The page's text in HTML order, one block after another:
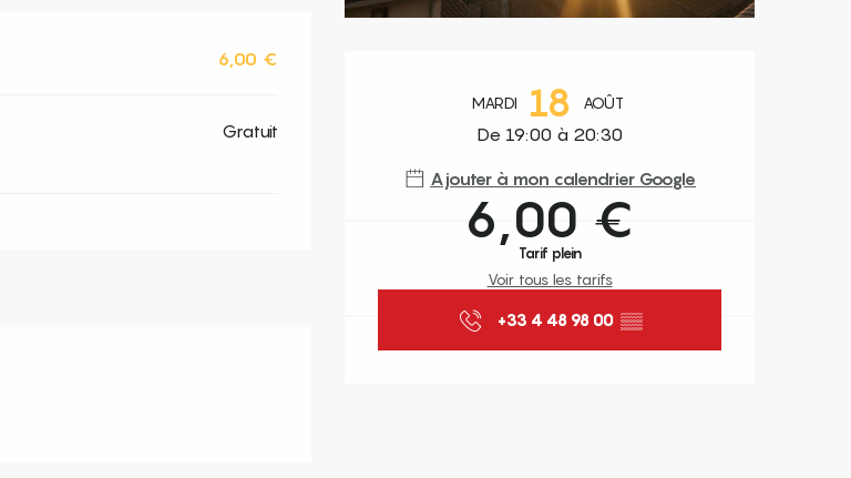
Ouverture et coordonnées
MARDI 18 AOÛT
De 19:00 à 20:30
Ajouter à mon calendrier Google
6,00 €
Tarif plein
Voir tous les tarifs
+33 4 48 98 00 ▒▒
6,00 €
Gratuit